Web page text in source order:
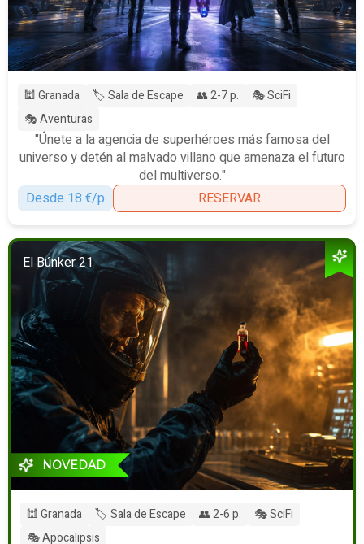
🕍 Granada 🏷️ Sala de Escape 👥 2-7 p.
🎭 SciFi
🎭 Aventuras
"Únete a la agencia de superhéroes más famosa del
universo y detén al malvado villano que amenaza el futuro
del multiverso."
Desde 18 €/p
RESERVAR
El Búnker 21
NOVEDAD
🕍 Granada 🏷️ Sala de Escape 👥 2-6 p.
🎭 SciFi
🎭 Apocalipsis